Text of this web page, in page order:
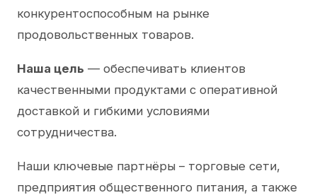
конкурентоспособным на рынке
продовольственных товаров.
Наша цель — обеспечивать клиентов
качественными продуктами с оперативной
доставкой и гибкими условиями
сотрудничества.
Наши ключевые партнёры – торговые сети,
предприятия общественного питания, а также